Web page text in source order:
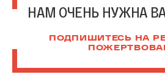
НАМ ОЧЕНЬ НУЖНА
ПОДПИШИТЕСЬ НА